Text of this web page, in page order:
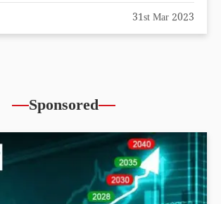
31st Mar 2023
Sponsored